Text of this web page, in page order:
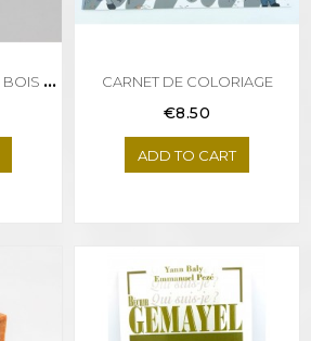
C
ROIX DE MAALOULA, BOIS FONCÉ CARNET DE COLORIAGE
Price
€8.50
ADD TO CART